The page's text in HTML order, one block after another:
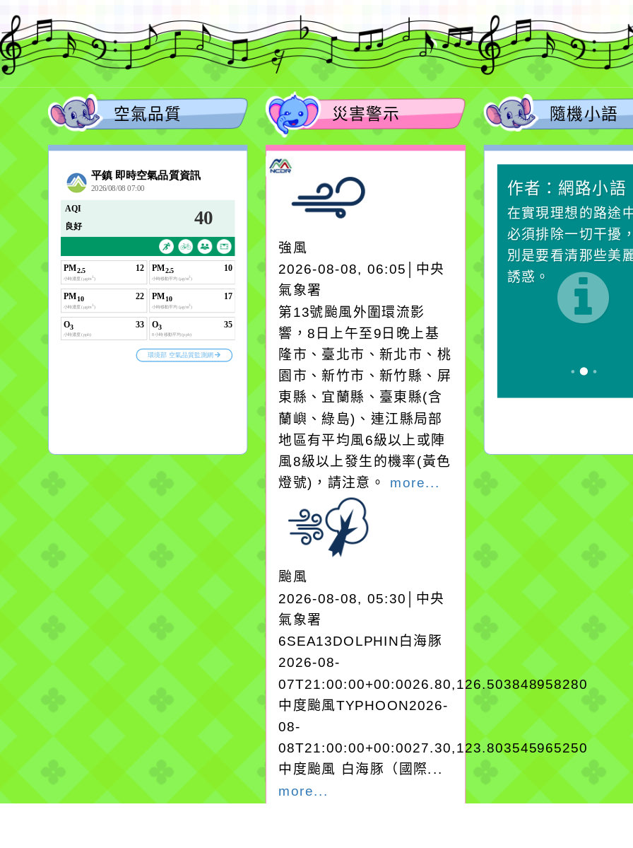
空氣品質 災害警示
強風
2026-08-08, 06:05│中央
氣象署
第13號颱風外圍環流影
響，8日上午至9日晚上基
隆市、臺北市、新北市、桃
園市、新竹市、新竹縣、屏
東縣、宜蘭縣、臺東縣(含
蘭嶼、綠島)、連江縣局部
地區有平均風6級以上或陣
風8級以上發生的機率(黃色
燈號)，請注意。 more...
颱風
2026-08-08, 05:30│中央
氣象署
6SEA13DOLPHIN白海豚
2026-08-
07T21:00:00+00:0026.80,126.503848958280
中度颱風TYPHOON2026-
08-
08T21:00:00+00:0027.30,123.803545965250
中度颱風 白海豚（國際...
more...
隨機小語
作者：網路小語
一杯清水因滴入一滴污
在而變清澈。
作者：網路小語
在實現理想的路途
必須排除一切干擾
別是要看清那些美
誘惑。